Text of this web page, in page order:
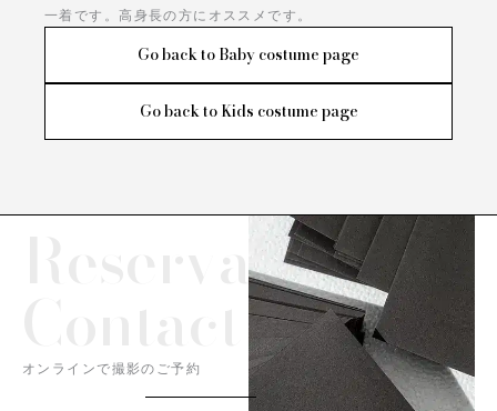
一着です。高身長の方にオススメです。
Go back to Baby costume page
Go back to Kids costume page
Reservation/
オンラインで撮影のご予約